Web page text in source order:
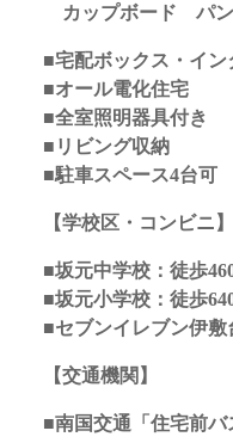
カップボード パン
■宅配ボックス・イン
■オール電化住宅
■全室照明器具付き
■リビング収納
■駐車スペース4台可
【学校区・コンビニ】
■坂元中学校：徒歩
■坂元小学校：徒歩
■セブンイレブン伊敷
【交通機関】
■南国交通「住宅前バ